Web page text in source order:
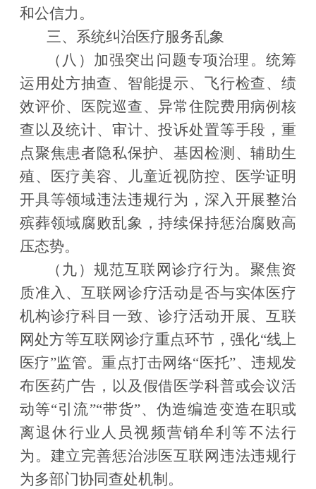
和公信力。
三、系统纠治医疗服务乱象
（八）加强突出问题专项治理。 统筹
运用处方抽查、智能提示、飞行检查、绩
效评价、医院巡查、异常住院费用病例核
查以及统计、审计、投诉处置等手段，重
点聚焦患者隐私保护、基因检测、辅助生
殖、医疗美容、儿童近视防控、医学证明
开具等领域违法违规行为，深入开展整治
殡葬领域腐败乱象，持续保持惩治腐败高
压态势。
（九）规范互联网诊疗行为。 聚焦资
质准入、互联网诊疗活动是否与实体医疗
机构诊疗科目一致、诊疗活动开展、互联
网处方等互联网诊疗重点环节，强化“线上
医疗”监管。重点打击网络“医托”、违规发
布医药广告，以及假借医学科普或会议活
动等“引流”“带货”、伪造编造变造在职或
离退休行业人员视频营销牟利等不法行
为。建立完善惩治涉医互联网违法违规行
为多部门协同查处机制。